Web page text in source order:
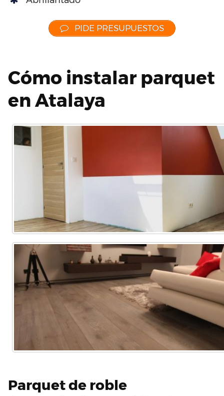
PIDE PRESUPUESTOS
Cómo instalar parquet
en Atalaya
Parquet de roble